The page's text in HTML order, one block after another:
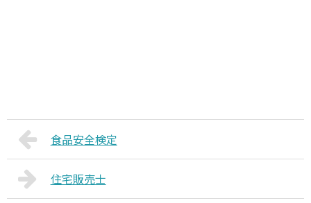
食品安全検定
住宅販売士